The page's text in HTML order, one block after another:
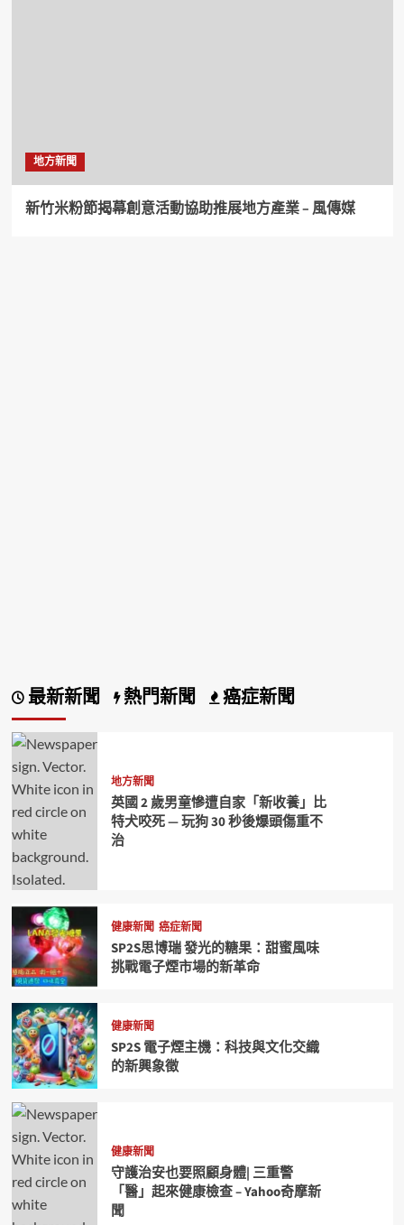
地方新聞
新竹米粉節揭幕創意活動協助推展地方產業 – 風傳媒
最新新聞 熱門新聞 癌症新聞
地方新聞
英國 2 歲男童慘遭自家「新收養」比
特犬咬死 — 玩狗 30 秒後爆頭傷重不
治
健康新聞 癌症新聞
SP2S思博瑞 發光的糖果：甜蜜風味
挑戰電子煙市場的新革命
健康新聞
SP2S 電子煙主機：科技與文化交織
的新興象徵
健康新聞
守護治安也要照顧身體| 三重警
「醫」起來健康檢查 – Yahoo奇摩新
聞